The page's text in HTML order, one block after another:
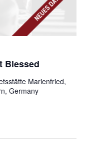
Blessed
Marienfried,
Germany